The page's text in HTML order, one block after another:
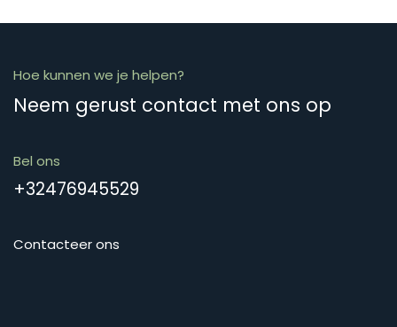
Hoe kunnen we je helpen?
Neem gerust contact met ons op
Bel ons
+32476945529
Contacteer ons